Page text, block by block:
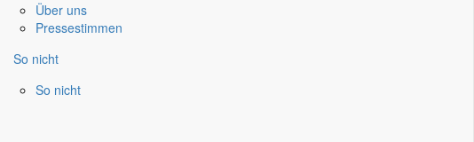
Über uns
Pressestimmen
So nicht
So nicht